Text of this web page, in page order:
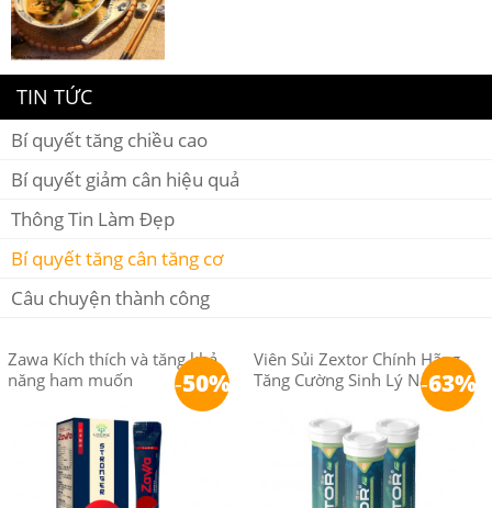
TIN TỨC
Bí quyết tăng chiều cao
Bí quyết giảm cân hiệu quả
Thông Tin Làm Đẹp
Bí quyết tăng cân tăng cơ
Câu chuyện thành công
Zawa Kích thích và tăng khả
năng ham muốn
-50%
Viên Sủi Zextor Chính Hãng
Tăng Cường Sinh Lý Nam
-63%